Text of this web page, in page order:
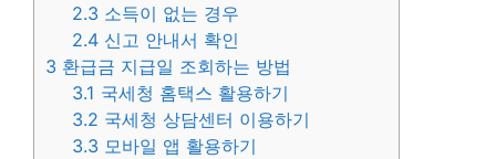
2.3 소득이 없는 경우
2.4 신고 안내서 확인
3 환급금 지급일 조회하는 방법
3.1 국세청 홈택스 활용하기
3.2 국세청 상담센터 이용하기
3.3 모바일 앱 활용하기